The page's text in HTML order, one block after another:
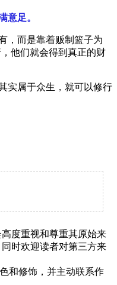
意足。
，而是靠着贩制篮子为
他们就会得到真正的财
实属于众生，就可以修行
度重视和尊重其原始来
时欢迎读者对第三方来
和修饰，并主动联系作